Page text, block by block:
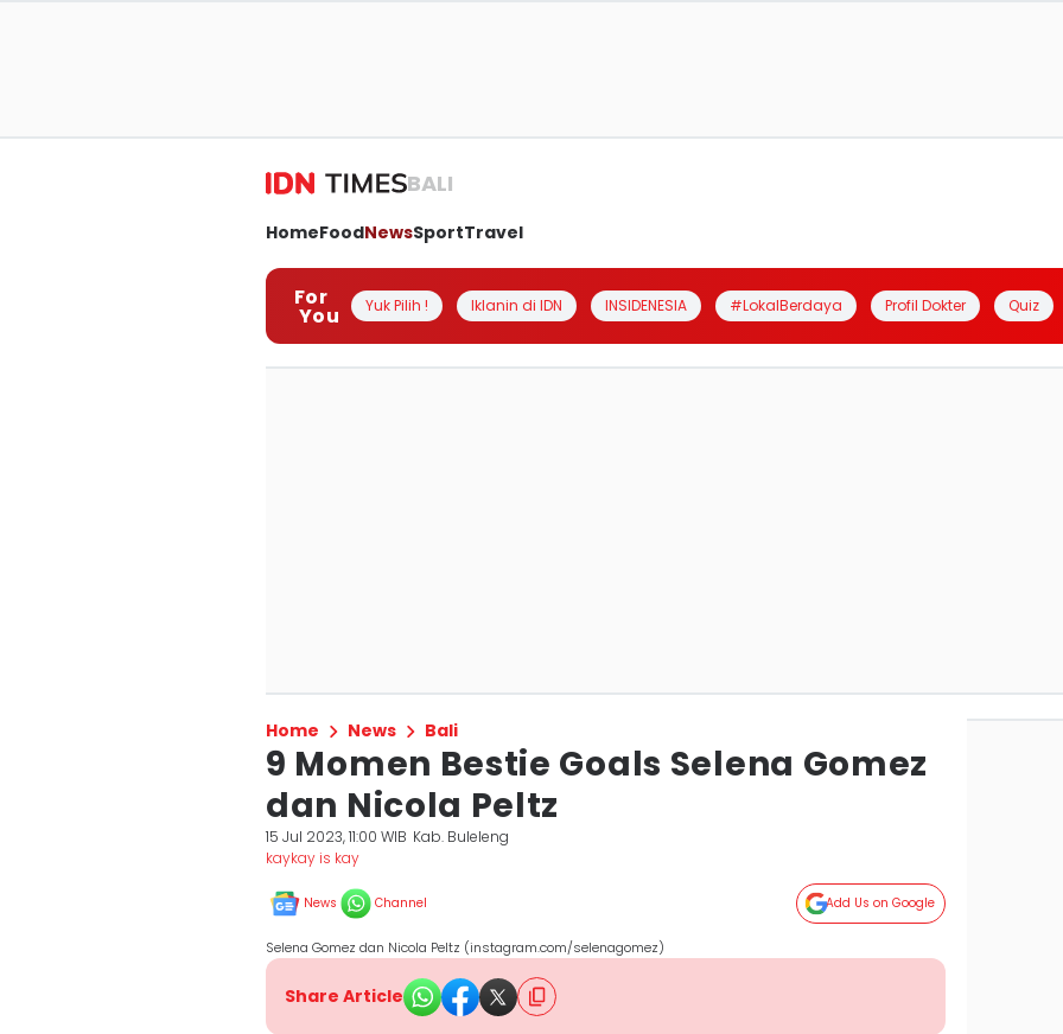
BALI
HomeFoodNewsSportTravel
For
You Yuk Pilih ! Iklanin di IDN INSIDENESIA #LokalBerdaya Profil Dokter Quiz
Home News Bali
9 Momen Bestie Goals Selena Gomez
dan Nicola Peltz
15 Jul 2023, 11:00 WIB Kab. Buleleng
kaykay is kay
News Channel Add Us on Google
Selena Gomez dan Nicola Peltz (instagram.com/selenagomez)
Share Article